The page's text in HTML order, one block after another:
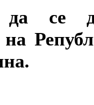
да се
на